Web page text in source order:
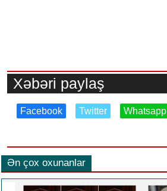
Xəbəri paylaş
Facebook Twitter Whatsapp
Ən çox oxunanlar